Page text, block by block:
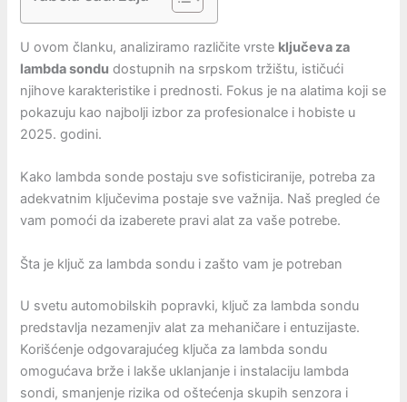
U ovom članku, analiziramo različite vrste ključeva za
lambda sondu dostupnih na srpskom tržištu, ističući
njihove karakteristike i prednosti. Fokus je na alatima koji se
pokazuju kao najbolji izbor za profesionalce i hobiste u
2025. godini.
Kako lambda sonde postaju sve sofisticiranije, potreba za
adekvatnim ključevima postaje sve važnija. Naš pregled će
vam pomoći da izaberete pravi alat za vaše potrebe.
Šta je ključ za lambda sondu i zašto vam je potreban
U svetu automobilskih popravki, ključ za lambda sondu
predstavlja nezamenjiv alat za mehaničare i entuzijaste.
Korišćenje odgovarajućeg ključa za lambda sondu
omogućava brže i lakše uklanjanje i instalaciju lambda
sondi, smanjenje rizika od oštećenja skupih senzora i